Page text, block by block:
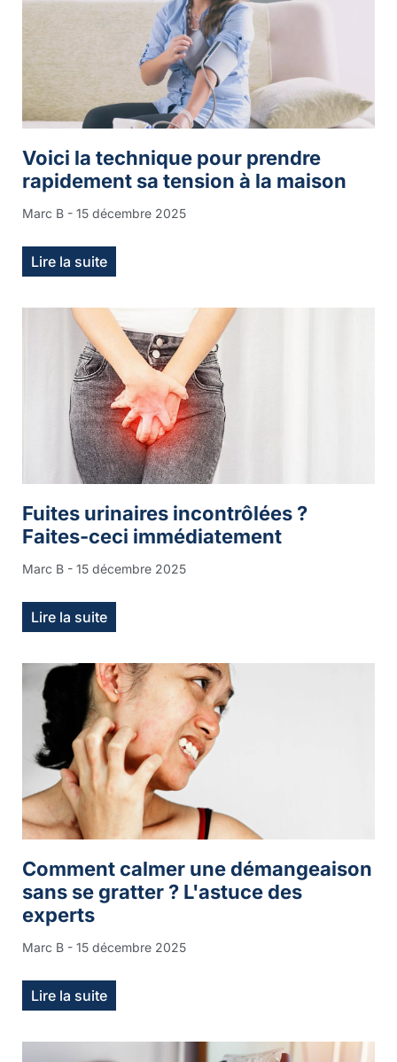
Voici la technique pour prendre
rapidement sa tension à la maison
Marc B 15 décembre 2025
Lire la suite
Fuites urinaires incontrôlées ?
Faites-ceci immédiatement
Marc B 15 décembre 2025
Lire la suite
Comment calmer une démangeaison
sans se gratter ? L'astuce des
experts
Marc B 15 décembre 2025
Lire la suite